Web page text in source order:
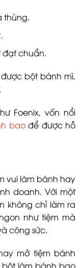
thùng.
đạt chuẩn.
bột bánh mì,
Foenix, vốn nổi
baođể được hỗ
vui làm bánh hay
doanh. Với một
không chỉ làm ra
như tiệm mà
công sức.
mở tiệm bánh
làm bánh bao